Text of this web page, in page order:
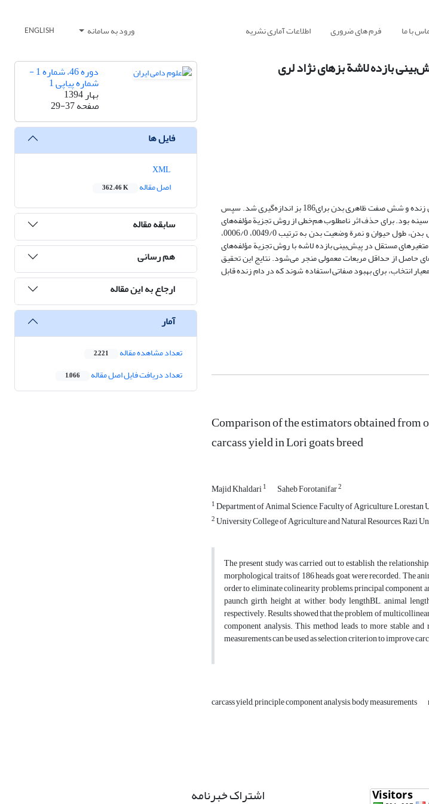
با ما فرم های ضروری اطلاعات آماری نشریه ورود به سامانه ENGLISH
بازده لاشة بزهای نژاد لری
هدف این پژوهش به دست آوردن ارتباط بین بازده لاشه و برخی اندازه‌های بدن در بزهای نژاد لری بود. ابتدا وزن زنده و شش صفت ظاهری بدن برای186 بز اندازه‌گیری شد. سپس
بود. برای حذف اثر نامطلوب هم‌خطی از روش تجزیة مؤلفه‌های
اصلی استفاده شد. ضرایب نهایی پیش‌بینی بازده لاشه برای وزن لاشه، وزن بدن، دور سینه، دور شکم، قد، طول بدن، طول حیوان و نمرة وضعیت بدن به ترتیب 0049/0، 0006/0،
مشکل هم‌خطی چندگانه بین متغیرهای مستقل در پیش‌بینی بازده لاشه با روش تجزیة مؤلفه‌های
حاصل از حداقل مربعات معمولی منجر می‌شود. نتایج این تحقیق
انتخاب، برای بهبود صفاتی استفاده شوند که در دام زنده قابل
Comparison of the estimators obtained from
carcass yield in Lori goats breed
Majid Khaldari1 Saheb Forotanifar2
1Department of Animal Science, Faculty of Agriculture,
2University College of Agriculture and Natural Resources, Razi
The present study was carried out to establish the
morphological traits of 186 heads goat were recorded. The
order to eliminate colinearity problems, principal component
paunch girth, height at wither, body lengthBL, animal
respectively. Results showed that the problem of
component analysis. This method leads to more stable
measurements can be used as selection criterion to improve
carcass yield, principle component analysis, body measurements
دوره 46، شماره 1 -
شماره پیاپی 1
بهار 1394
صفحه29-37
فایل ها
اصل مقاله
362.46 K
سابقه مقاله
هم رسانی
ارجاع به این مقاله
آمار
تعداد مشاهده مقاله 2,221
تعداد دریافت فایل اصل مقاله 1,066
اشتراک خبرنامه